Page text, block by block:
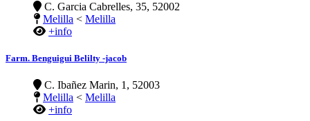
C. Garcia Cabrelles, 35, 52002
Melilla < Melilla
+info
Farm. Benguigui Belilty -jacob
C. Ibañez Marin, 1, 52003
Melilla < Melilla
+info